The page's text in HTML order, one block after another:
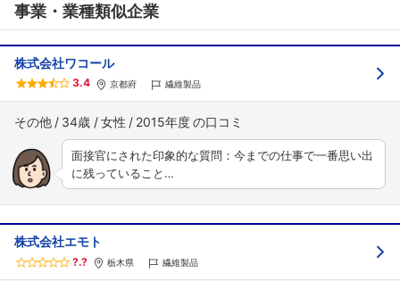
事業・業種類似企業
株式会社ワコール
3.4 京都府 繊維製品
その他 34歳 女性 2015年度
面接官にされた印象的な質問：今までの仕事で一番思い出
に残っていること…
株式会社エモト
?.? 栃木県 繊維製品